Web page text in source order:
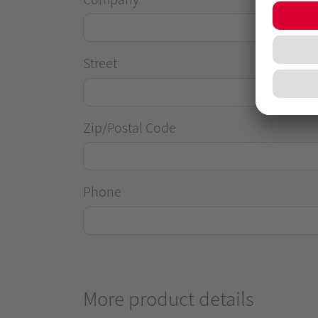
Street
Zip/Postal Code
Phone
More product details